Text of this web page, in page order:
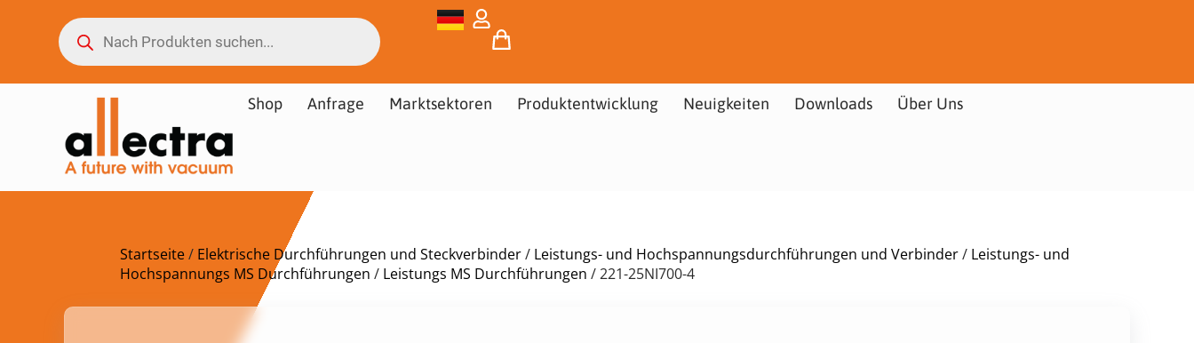
Shop Anfrage Marktsektoren Produktentwicklung Neuigkeiten Downloads Über Uns
Startseite/ Elektrische Durchführungen und Steckverbinder/ Leistungs- und Hochspannungsdurchführungen und Verbinder/ Leistungs- und
Hochspannungs MS Durchführungen / Leistungs MS Durchführungen / 221-25NI700-4